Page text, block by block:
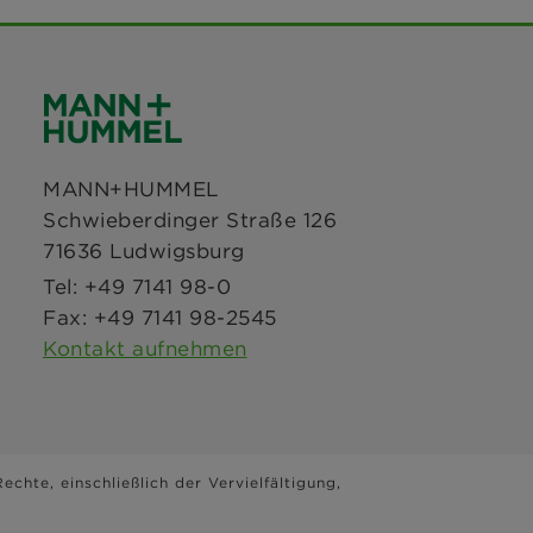
MANN+HUMMEL
Schwieberdinger Straße 126
71636 Ludwigsburg
Tel: +49 7141 98-0
Fax: +49 7141 98-2545
Kontakt aufnehmen
einschließlich der Vervielfältigung,